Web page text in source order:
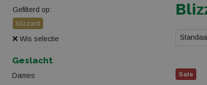
Gefilterd op:
blizzard
Wis selectie
Geslacht
Dames
Sale